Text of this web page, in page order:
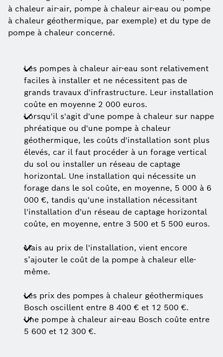
à chaleur air-air, pompe à chaleur air-eau ou pompe
à chaleur géothermique, par exemple) et du type de
pompe à chaleur concerné.
Les pompes à chaleur air-eau sont relativement
faciles à installer et ne nécessitent pas de
grands travaux d'infrastructure. Leur installation
coûte en moyenne 2 000 euros.
Lorsqu'il s'agit d'une pompe à chaleur sur nappe
phréatique ou d'une pompe à chaleur
géothermique, les coûts d'installation sont plus
élevés, car il faut procéder à un forage vertical
du sol ou installer un réseau de captage
horizontal. Une installation qui nécessite un
forage dans le sol coûte, en moyenne, 5 000 à 6
000 €, tandis qu'une installation nécessitant
l'installation d'un réseau de captage horizontal
coûte, en moyenne, entre 3 500 et 5 500 euros.
Mais au prix de l'installation, vient encore
s’ajouter le coût de la pompe à chaleur elle-
même.
Les prix des pompes à chaleur géothermiques
Bosch oscillent entre 8 400 € et 12 500 €.
Une pompe à chaleur air-eau Bosch coûte entre
5 600 et 12 300 €.